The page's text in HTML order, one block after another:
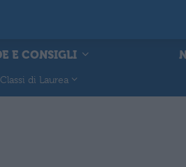
E CONSIGLI
Classi di Laurea